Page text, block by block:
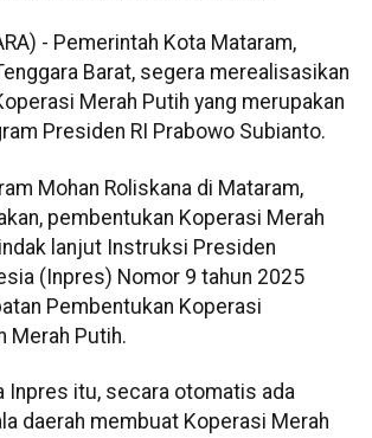
- Pemerintah Kota Mataram,
Barat, segera merealisasikan
Merah Putih yang merupakan
Presiden RI Prabowo Subianto.
Mohan Roliskana di Mataram,
pembentukan Koperasi Merah
lanjut Instruksi Presiden
(Inpres) Nomor 9 tahun 2025
Pembentukan Koperasi
Merah Putih.
Inpres itu, secara otomatis ada
daerah membuat Koperasi Merah